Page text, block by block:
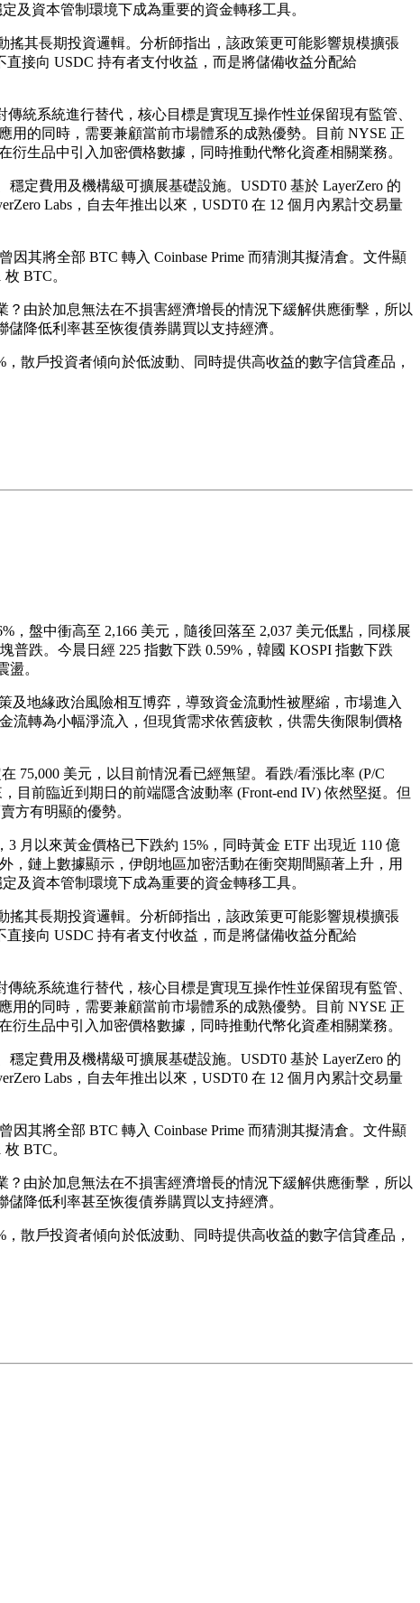
及資本管制環境下成為重要的資金轉移工具。
其長期投資邏輯。分析師指出，該政策更可能影響規模擴張
接向 USDC 持有者支付收益，而是將儲備收益分配給
統系統進行替代，核心目標是實現互操作性並保留現有監管、
用的同時，需要兼顧當前市場體系的成熟優勢。目前 NYSE 正
生品中引入加密價格數據，同時推動代幣化資產相關業務。
穩定費用及機構級可擴展基礎設施。USDT0 基於 LayerZero 的
Labs，自去年推出以來，USDT0 在 12 個月內累計交易量
因其將全部 BTC 轉入 Coinbase Prime 而猜測其擬清倉。文件顯
BTC。
由於加息無法在不損害經濟增長的情況下緩解供應衝擊，所以
降低利率甚至恢復債券購買以支持經濟。
，散戶投資者傾向於低波動、同時提供高收益的數字信貸產品，
，盤中衝高至 2,166 美元，隨後回落至 2,037 美元低點，同樣展
普跌。今晨日經 225 指數下跌 0.59%，韓國 KOSPI 指數下跌
。
地緣政治風險相互博弈，導致資金流動性被壓縮，市場進入
流轉為小幅淨流入，但現貨需求依舊疲軟，供需失衡限制價格
75,000 美元，以目前情況看已經無望。看跌/看漲比率 (P/C
目前臨近到期日的前端隱含波動率 (Front-end IV) 依然堅挺。但
方有明顯的優勢。
月以來黃金價格已下跌約 15%，同時黃金 ETF 出現近 110 億
，鏈上數據顯示，伊朗地區加密活動在衝突期間顯著上升，用
及資本管制環境下成為重要的資金轉移工具。
其長期投資邏輯。分析師指出，該政策更可能影響規模擴張
接向 USDC 持有者支付收益，而是將儲備收益分配給
統系統進行替代，核心目標是實現互操作性並保留現有監管、
用的同時，需要兼顧當前市場體系的成熟優勢。目前 NYSE 正
生品中引入加密價格數據，同時推動代幣化資產相關業務。
穩定費用及機構級可擴展基礎設施。USDT0 基於 LayerZero 的
Labs，自去年推出以來，USDT0 在 12 個月內累計交易量
因其將全部 BTC 轉入 Coinbase Prime 而猜測其擬清倉。文件顯
BTC。
由於加息無法在不損害經濟增長的情況下緩解供應衝擊，所以
降低利率甚至恢復債券購買以支持經濟。
，散戶投資者傾向於低波動、同時提供高收益的數字信貸產品，